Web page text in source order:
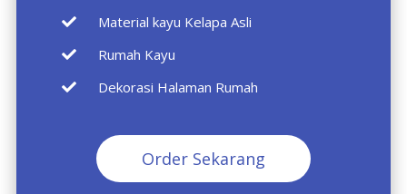
Material kayu Kelapa Asli
Rumah Kayu
Dekorasi Halaman Rumah
Order Sekarang